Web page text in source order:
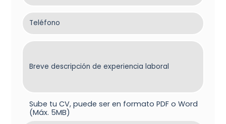
Teléfono
Breve descripción de experiencia laboral
Sube tu CV, puede ser en formato PDF o Word
(Máx. 5MB)